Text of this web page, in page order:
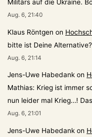
Militärs auf die Ukraine.
Aug. 6, 21:40
Klaus Röntgen on
bitte ist Deine
Aug. 6, 21:14
Jens-Uwe Habedank on
Mathias: Krieg ist immer
nun leider mal Krieg…!
Aug. 6, 21:01
Jens-Uwe Habedank on